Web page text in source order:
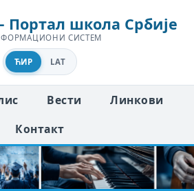
Портал школа Србије
СИСТЕМ
ЋИР LAT
Вести
Линкови
Контакт